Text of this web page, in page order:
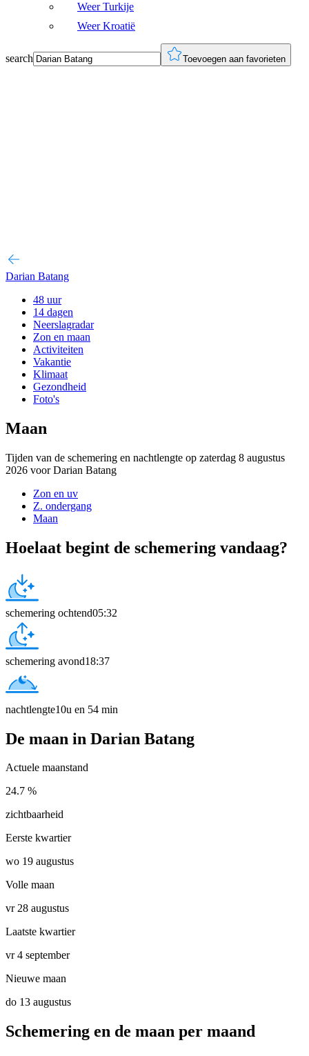
Weer Turkije
Weer Kroatië
search Toevoegen aan favorieten
Darian Batang
48 uur
14 dagen
Neerslagradar
Zon en maan
Activiteiten
Vakantie
Klimaat
Gezondheid
Foto's
Maan
Tijden van de schemering en nachtlengte op zaterdag 8 augustus
2026 voor Darian Batang
Zon en uv
Z. ondergang
Maan
Hoelaat begint de schemering vandaag?
schemering ochtend05:32
schemering avond18:37
nachtlengte10u en 54 min
De maan in Darian Batang
Actuele maanstand
24.7 %
zichtbaarheid
Eerste kwartier
wo 19 augustus
Volle maan
vr 28 augustus
Laatste kwartier
vr 4 september
Nieuwe maan
do 13 augustus
Schemering en de maan per maand